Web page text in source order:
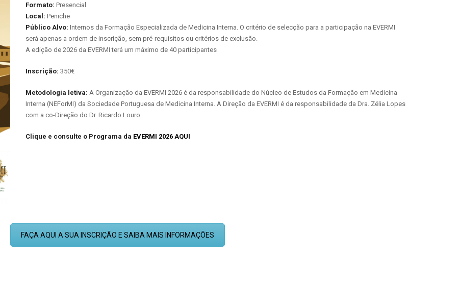
Formato: Presencial
Local: Peniche
Público Alvo: Internos da Formação Especializada de Medicina Interna. O critério de selecção para a participação na EVERMI
será apenas a ordem de inscrição, sem pré-requisitos ou critérios de exclusão.
A edição de 2026 da EVERMI terá um máximo de 40 participantes
Inscrição: 350€
Metodologia letiva: A Organização da EVERMI 2026 é da responsabilidade do Núcleo de Estudos da Formação em Medicina
Interna (NEForMI) da Sociedade Portuguesa de Medicina Interna. A Direção da EVERMI é da responsabilidade da Dra. Zélia Lopes
com a co-Direção do Dr. Ricardo Louro.
Clique e consulte o Programa da EVERMI 2026 AQUI
FAÇA AQUI A SUA INSCRIÇÃO E SAIBA MAIS INFORMAÇÕES